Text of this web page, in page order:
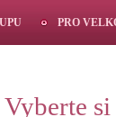
PRO
Vyberte si